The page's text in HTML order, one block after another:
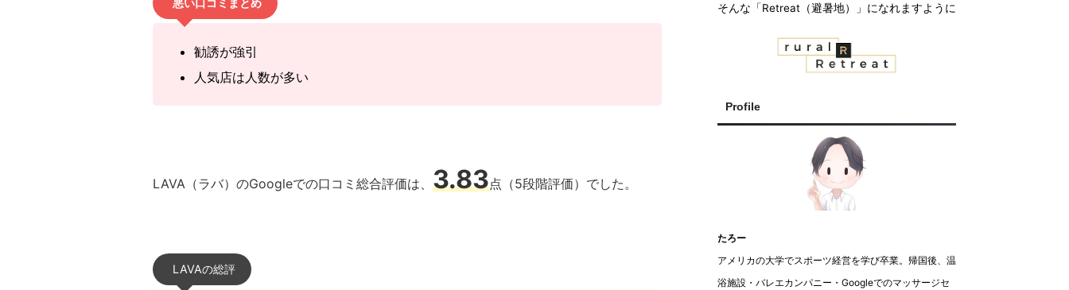
悪い口コミまとめ
勧誘が強引
人気店は人数が多い
LAVA（ラバ）のGoogleでの口コミ総合評価は、 3.83点（5段階評価）でした。
LAVAの総評
そんな「Retreat（避暑地）」になれますように
Profile
たろー
アメリカの大学でスポーツ経営を学び卒業。帰国後、温
浴施設・バレエカンパニー・Googleでのマッサージセ